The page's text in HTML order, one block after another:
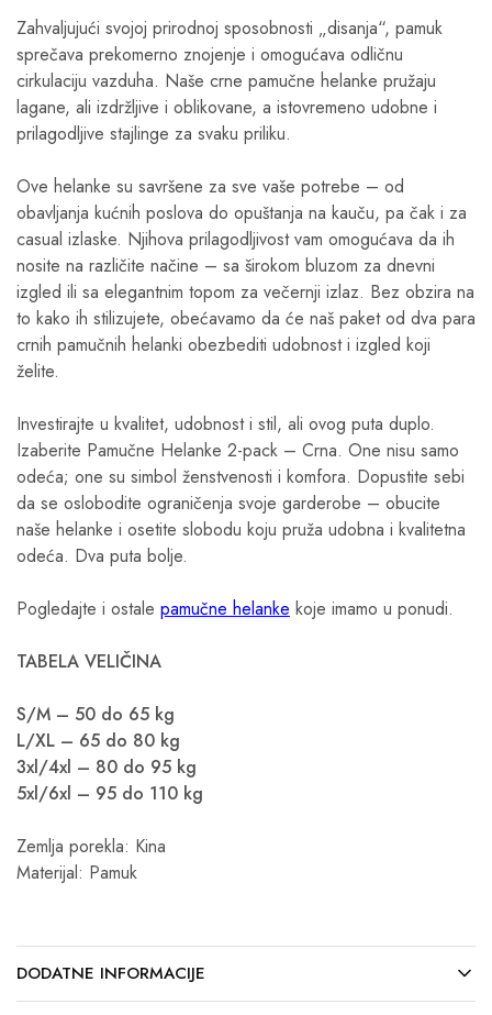
Zahvaljujući svojoj prirodnoj sposobnosti „disanja“, pamuk
sprečava prekomerno znojenje i omogućava odličnu
cirkulaciju vazduha. Naše crne pamučne helanke pružaju
lagane, ali izdržljive i oblikovane, a istovremeno udobne i
prilagodljive stajlinge za svaku priliku.
Ove helanke su savršene za sve vaše potrebe – od
obavljanja kućnih poslova do opuštanja na kauču, pa čak i za
casual izlaske. Njihova prilagodljivost vam omogućava da ih
nosite na različite načine – sa širokom bluzom za dnevni
izgled ili sa elegantnim topom za večernji izlaz. Bez obzira na
to kako ih stilizujete, obećavamo da će naš paket od dva para
crnih pamučnih helanki obezbediti udobnost i izgled koji
želite.
Investirajte u kvalitet, udobnost i stil, ali ovog puta duplo.
Izaberite Pamučne Helanke 2-pack – Crna. One nisu samo
odeća; one su simbol ženstvenosti i komfora. Dopustite sebi
da se oslobodite ograničenja svoje garderobe – obucite
naše helanke i osetite slobodu koju pruža udobna i kvalitetna
odeća. Dva puta bolje.
Pogledajte i ostale pamučne helanke koje imamo u ponudi.
TABELA VELIČINA
S/M – 50 do 65 kg
L/XL – 65 do 80 kg
3xl/4xl – 80 do 95 kg
5xl/6xl – 95 do 110 kg
Zemlja porekla: Kina
Materijal: Pamuk
DODATNE INFORMACIJE